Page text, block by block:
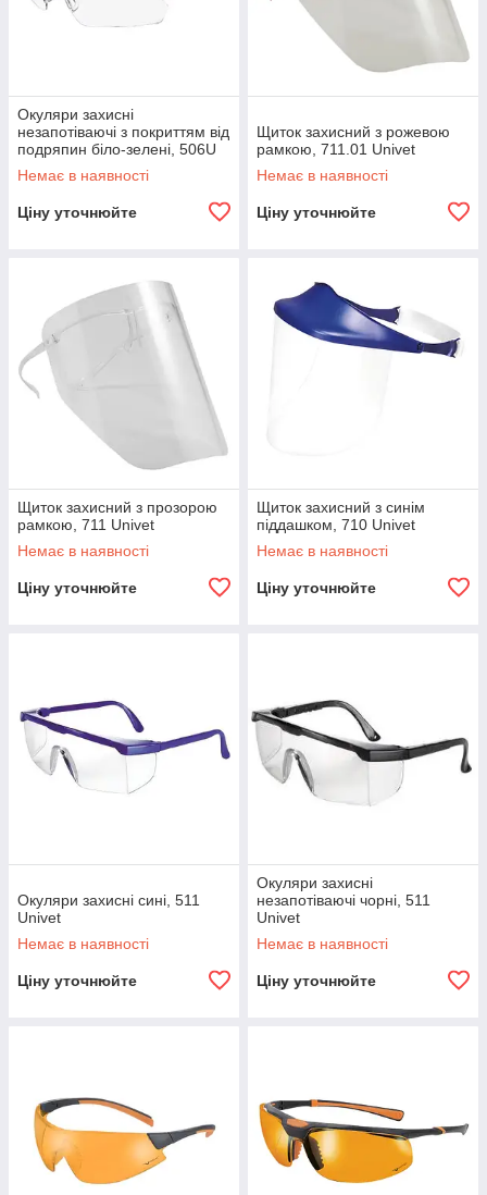
Окуляри захисні
незапотіваючі з покриттям від
подряпин біло-зелені, 506U
Univet
Немає в наявності
Ціну уточнюйте
Щиток захисний з рожевою
рамкою, 711.01 Univet
Немає в наявності
Ціну уточнюйте
Щиток захисний з прозорою
рамкою, 711 Univet
Немає в наявності
Ціну уточнюйте
Щиток захисний з синім
піддашком, 710 Univet
Немає в наявності
Ціну уточнюйте
Окуляри захисні сині, 511
Univet
Немає в наявності
Ціну уточнюйте
Окуляри захисні
незапотіваючі чорні, 511
Univet
Немає в наявності
Ціну уточнюйте